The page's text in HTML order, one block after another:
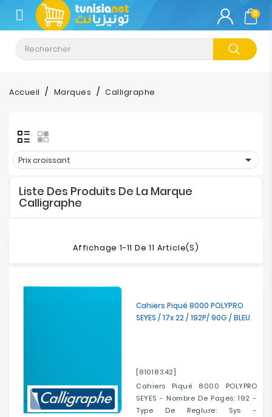
CATÉGORIE
Climatisation
Informatique
&
Tablette
Impression
Stockage
Electroménager
Mobilités
0
Accueil Marques Calligraphe
Prix croissant 
Liste Des Produits De La Marque
Calligraphe
Affichage 1-11 De 11 Article(s)
Cahiers Piqué 8000 POLYPRO
SEYES / 17x 22 / 192P/ 90G / BLEU
[81018342]
Cahiers Piqué 8000 POLYPRO
SEYES - Nombre De Pages: 192 -
Type De Reglure: Sys -